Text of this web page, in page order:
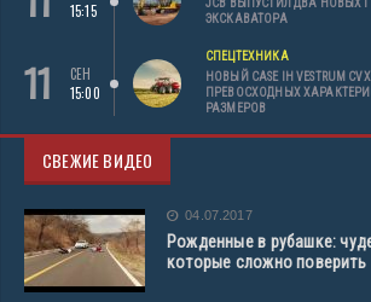
15:15
ЭКСКАВАТОРА
11
СЕН
15:00
СПЕЦТЕХНИКА
НОВЫЙ CASE IH VESTRUM
ПРЕВОСХОДНЫХ
РАЗМЕРОВ
СВЕЖИЕ ВИДЕО
04.07.2017
Рожденные в рубашке:
которые сложно поверить